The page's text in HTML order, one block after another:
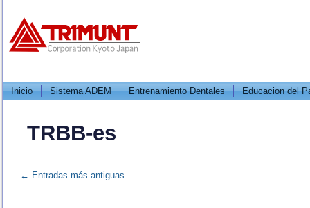
Inicio Sistema ADEM Entrenamiento Dentales Educacion del
TRBB-es
← Entradas más antiguas